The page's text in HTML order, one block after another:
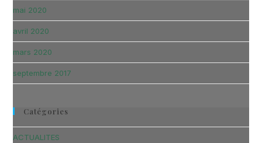
mai 2020
avril 2020
mars 2020
septembre 2017
Catégories
ACTUALITES